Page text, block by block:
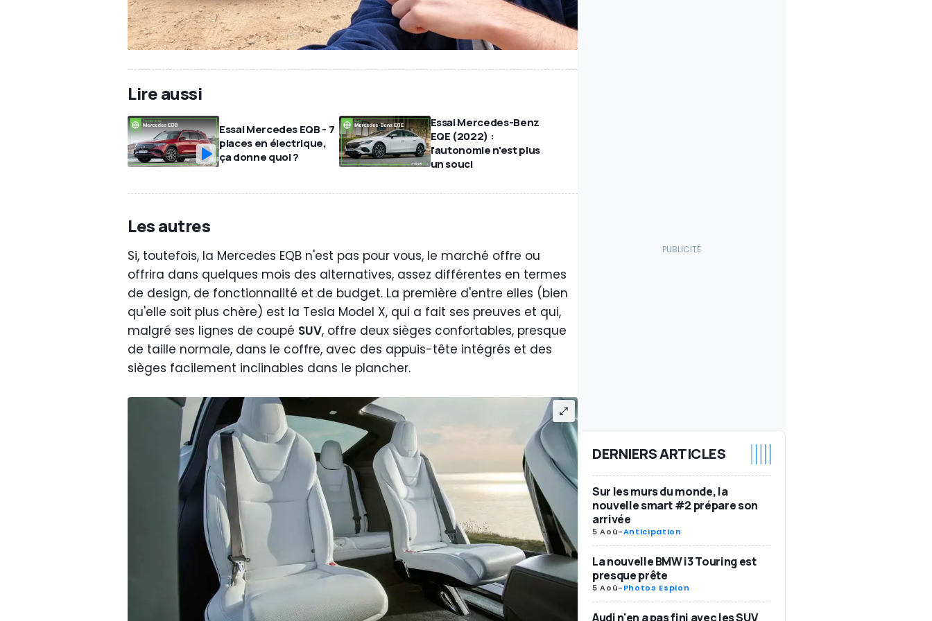
Lire aussi
Essai Mercedes EQB - 7
places en électrique,
ça donne quoi ?
Essai Mercedes-Benz
EQE (2022) :
l'autonomie n'est plus
un souci
Les autres
Si, toutefois, la Mercedes EQB n'est pas pour vous, le marché offre ou
offrira dans quelques mois des alternatives, assez différentes en termes
de design, de fonctionnalité et de budget. La première d'entre elles (bien
qu'elle soit plus chère) est la Tesla Model X, qui a fait ses preuves et qui,
malgré ses lignes de coupé SUV, offre deux sièges confortables, presque
de taille normale, dans le coffre, avec des appuis-tête intégrés et des
sièges facilement inclinables dans le plancher.
DERNIERS ARTICLES
Sur les murs du monde, la
nouvelle smart #2 prépare son
arrivée
5 Aoû-Anticipation
La nouvelle BMW i3 Touring est
presque prête
5 Aoû-Photos Espion
Audi n'en a pas fini avec les SUV